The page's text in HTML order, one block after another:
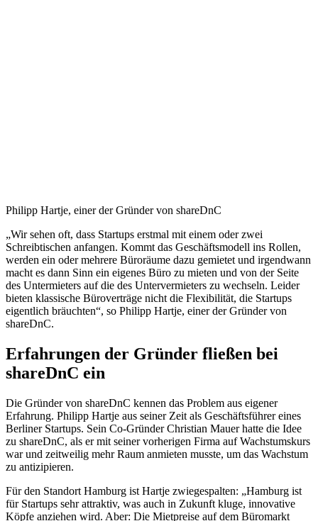
Philipp Hartje, einer der Gründer von shareDnC
„Wir sehen oft, dass Startups erstmal mit einem oder zwei
Schreibtischen anfangen. Kommt das Geschäftsmodell ins Rollen,
werden ein oder mehrere Büroräume dazu gemietet und irgendwann
macht es dann Sinn ein eigenes Büro zu mieten und von der Seite
des Untermieters auf die des Untervermieters zu wechseln. Leider
bieten klassische Büroverträge nicht die Flexibilität, die Startups
eigentlich bräuchten“, so Philipp Hartje, einer der Gründer von
shareDnC.
Erfahrungen der Gründer fließen bei
shareDnC ein
Die Gründer von shareDnC kennen das Problem aus eigener
Erfahrung. Philipp Hartje aus seiner Zeit als Geschäftsführer eines
Berliner Startups. Sein Co-Gründer Christian Mauer hatte die Idee
zu shareDnC, als er mit seiner vorherigen Firma auf Wachstumskurs
war und zeitweilig mehr Raum anmieten musste, um das Wachstum
zu antizipieren.
Für den Standort Hamburg ist Hartje zwiegespalten: „Hamburg ist
für Startups sehr attraktiv, was auch in Zukunft kluge, innovative
Köpfe anziehen wird. Aber: Die Mietpreise auf dem Büromarkt